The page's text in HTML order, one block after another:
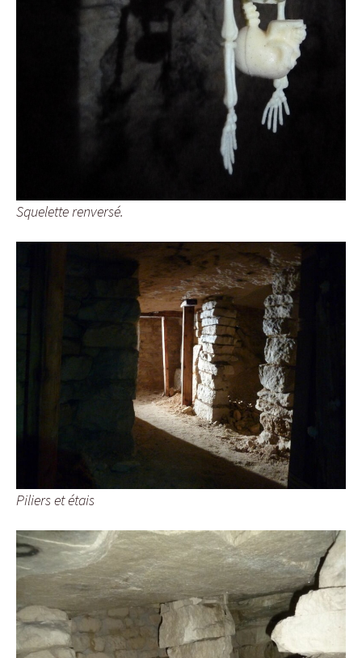
Squelette renversé.
Piliers et étais